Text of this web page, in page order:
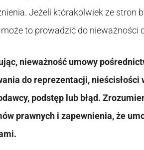
Jeżeli którakolwiek ze stron
to prowadzić do nieważności
nieważność umowy
do reprezentacji,
podstęp lub błąd.
prawnych i zapewnienia, że